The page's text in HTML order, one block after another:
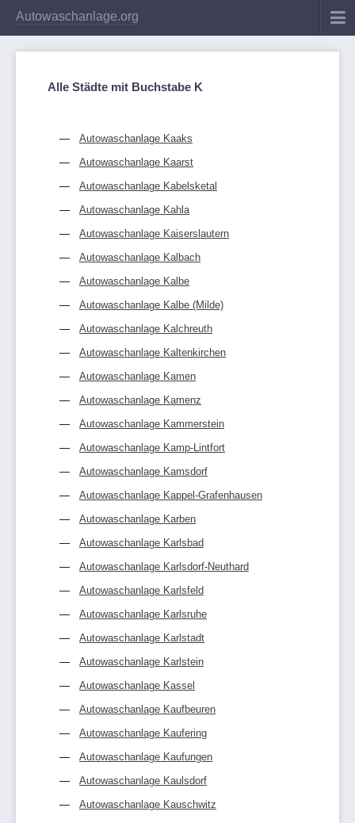
Autowaschanlage.org
Alle Städte mit Buchstabe K
Autowaschanlage Kaaks
Autowaschanlage Kaarst
Autowaschanlage Kabelsketal
Autowaschanlage Kahla
Autowaschanlage Kaiserslautern
Autowaschanlage Kalbach
Autowaschanlage Kalbe
Autowaschanlage Kalbe (Milde)
Autowaschanlage Kalchreuth
Autowaschanlage Kaltenkirchen
Autowaschanlage Kamen
Autowaschanlage Kamenz
Autowaschanlage Kammerstein
Autowaschanlage Kamp-Lintfort
Autowaschanlage Kamsdorf
Autowaschanlage Kappel-Grafenhausen
Autowaschanlage Karben
Autowaschanlage Karlsbad
Autowaschanlage Karlsdorf-Neuthard
Autowaschanlage Karlsfeld
Autowaschanlage Karlsruhe
Autowaschanlage Karlstadt
Autowaschanlage Karlstein
Autowaschanlage Kassel
Autowaschanlage Kaufbeuren
Autowaschanlage Kaufering
Autowaschanlage Kaufungen
Autowaschanlage Kaulsdorf
Autowaschanlage Kauschwitz